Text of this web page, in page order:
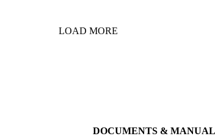
LOAD MORE
DOCUMENTS &